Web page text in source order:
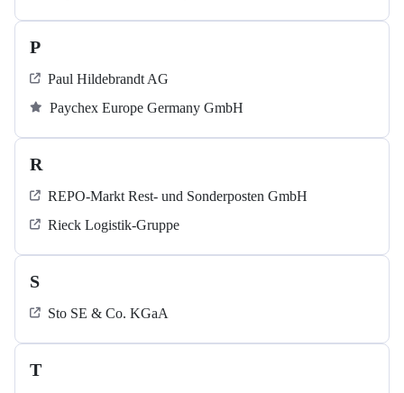
P
Paul Hildebrandt AG
Paychex Europe Germany GmbH
R
REPO-Markt Rest- und Sonderposten GmbH
Rieck Logistik-Gruppe
S
Sto SE & Co. KGaA
T